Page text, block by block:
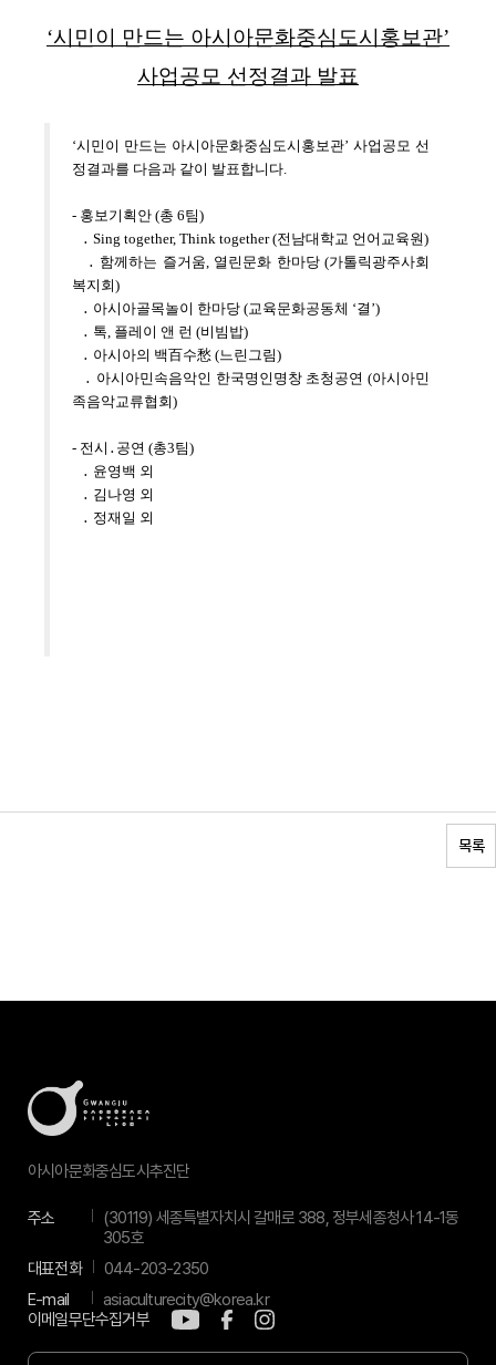
‘시민이 만드는 아시아문화중심도시홍보관’
사업공모 선정결과 발표
‘시민이 만드는 아시아문화중심도시홍보관’ 사업공모 선
정결과를 다음과 같이 발표합니다.
- 홍보기획안 (총 6팀)
․ Sing together, Think together (전남대학교 언어교육원)
․ 함께하는 즐거움, 열린문화 한마당 (가톨릭광주사회
복지회)
․ 아시아골목놀이 한마당 (교육문화공동체 ‘결’)
․ 톡, 플레이 앤 런 (비빔밥)
․ 아시아의 백百수愁 (느린그림)
․ 아시아민속음악인 한국명인명창 초청공연 (아시아민
족음악교류협회)
- 전시․공연 (총3팀)
․ 윤영백 외
․ 김나영 외
․ 정재일 외
목록
아시아문화중심도시추진단
주소
(30119) 세종특별자치시 갈매로 388, 정부세종청사 14-1동
305호
대표전화
044-203-2350
E-mail
asiaculturecity@korea.kr
이메일무단수집거부